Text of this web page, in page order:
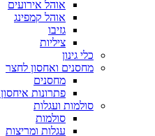
אוהל אירועים
אוהל קמפינג
גזיבו
ציליות
כלי גינון
מחסנים ואחסון לחצר
מחסנים
פתרונות
סולמות ועגלות
סולמות
עגלות ומריצות